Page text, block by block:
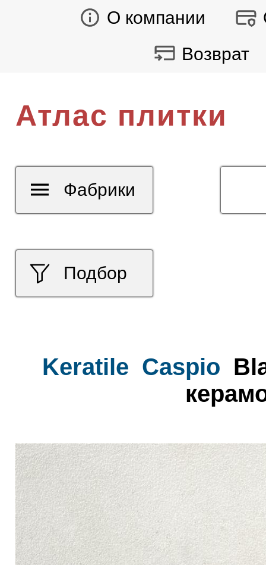
О компании
Возврат
Атлас плитки
Подбор
Фабрики
Keratile Caspio